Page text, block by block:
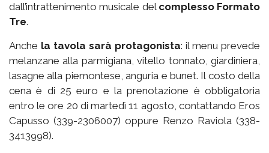
dall’intrattenimento musicale del complesso Formato
Tre.
Anche la tavola sarà protagonista: il menu prevede
melanzane alla parmigiana, vitello tonnato, giardiniera,
lasagne alla piemontese, anguria e bunet. Il costo della
cena è di 25 euro e la prenotazione è obbligatoria
entro le ore 20 di martedì 11 agosto, contattando Eros
Capusso (339-2306007) oppure Renzo Raviola (338-
3413998).